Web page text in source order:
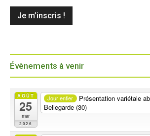
Évènements à venir
AOÛT
25
mar
2026
Jour entier Présentation variétale
Bellegarde (30)